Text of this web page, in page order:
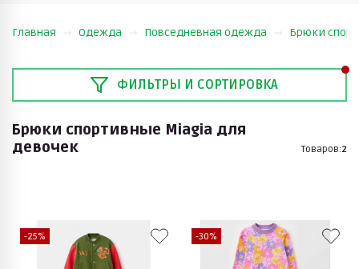
Главная Одежда Повседневная одежда Брюки
ФИЛЬТРЫ И СОРТИРОВКА
Брюки спортивные Miagia для
девочек
Товаров:2
-25% -30%